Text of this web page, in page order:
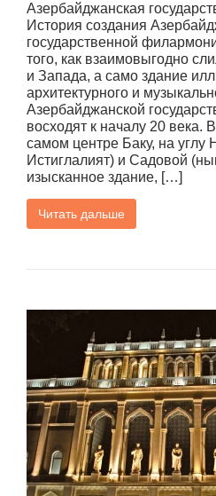
Азербайджанская
История создания
государственной
того, как взаимовыгодно
и Запада, а само здание
архитектурного и
Азербайджанской
восходят к началу 20 века.
самом центре Баку, на углу
Истиглалият) и Садовой
изысканное здание, […]
Читать дальше